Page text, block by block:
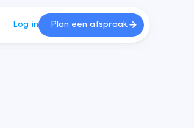
Log in Plan een afspraak